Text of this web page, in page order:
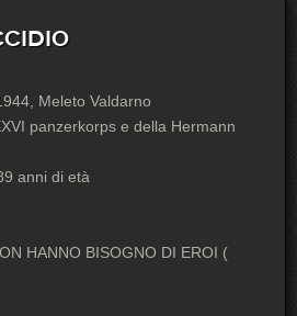
Meleto Valdarno
panzerkorps e della Hermann
anni di età
HANNO BISOGNO DI EROI (